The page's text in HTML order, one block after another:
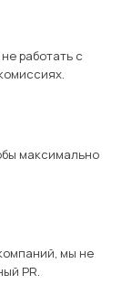
работать с
максимально
мы не
PR.